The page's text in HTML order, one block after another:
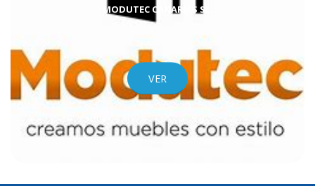
MODUTEC CANARIAS SL.
VER